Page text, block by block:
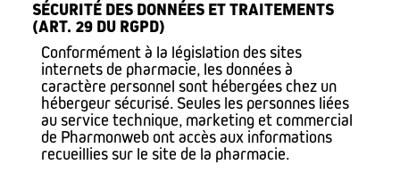
SÉCURITÉ DES DONNÉES ET TRAITEMENTS
(ART. 29 DU RGPD)
Conformément à la législation des sites
internets de pharmacie, les données à
caractère personnel sont hébergées chez un
hébergeur sécurisé. Seules les personnes liées
au service technique, marketing et commercial
de Pharmonweb ont accès aux informations
recueillies sur le site de la pharmacie.